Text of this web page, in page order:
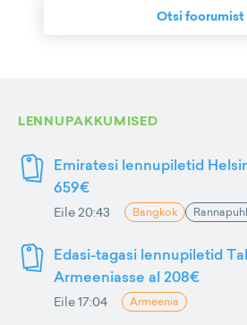
Otsi foorumist
LENNUPAKKUMISED
Emiratesi lennupiletid
659€
Eile 20:43 Bangkok
Edasi-tagasi lennupiletid
Armeeniasse al 208€
Eile 17:04 Armeenia